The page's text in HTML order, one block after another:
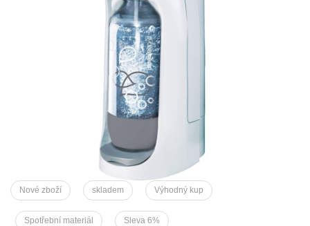
Nové zboží skladem Výhodný kup
Spotřební materiál Sleva 6%